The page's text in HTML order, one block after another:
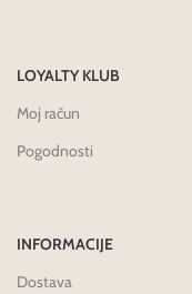
LOYALTY KLUB
Moj račun
Pogodnosti
INFORMACIJE
Dostava